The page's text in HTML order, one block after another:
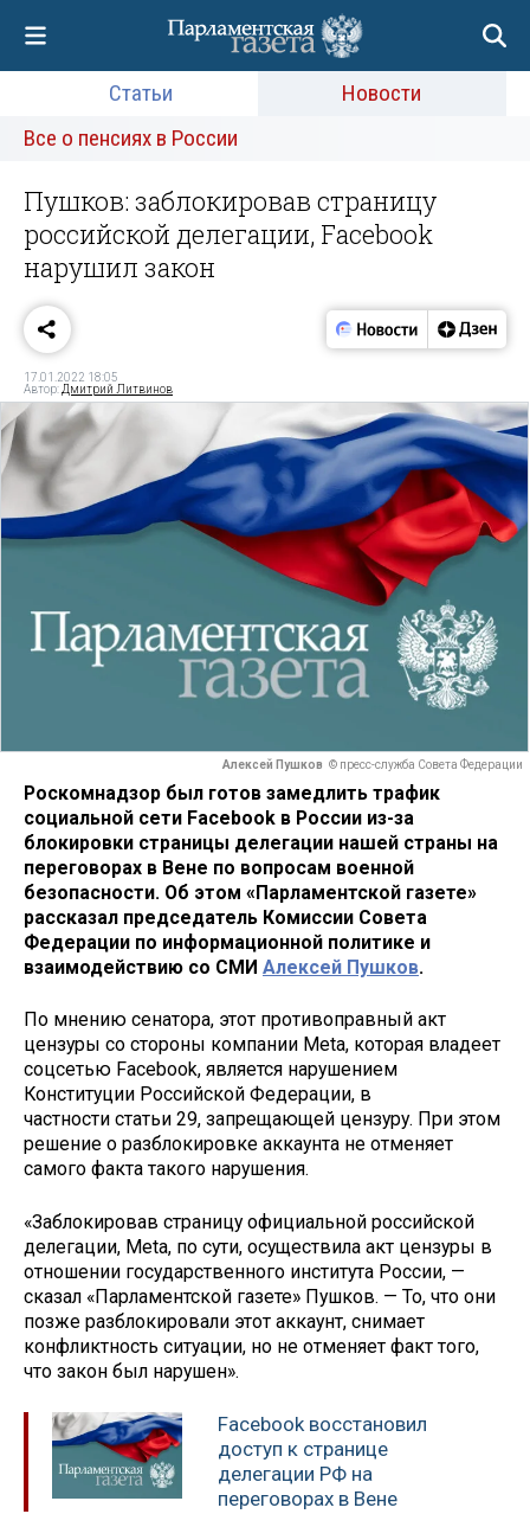
Статьи
Новости
Все о пенсиях в России
Пушков: заблокировав страницу
российской делегации, Facebook
нарушил закон
17.01.2022 18:05
Автор: Дмитрий Литвинов
Алексей Пушков © пресс-служба Совета Федерации
Роскомнадзор был готов замедлить трафик
социальной сети Facebook в России из-за
блокировки страницы делегации нашей страны на
переговорах в Вене по вопросам военной
безопасности. Об этом «Парламентской газете»
рассказал председатель Комиссии Совета
Федерации по информационной политике и
взаимодействию со СМИ Алексей Пушков.
По мнению сенатора, этот противоправный акт
цензуры со стороны компании Meta, которая владеет
соцсетью Facebook, является нарушением
Конституции Российской Федерации, в
частности статьи 29, запрещающей цензуру. При этом
решение о разблокировке аккаунта не отменяет
самого факта такого нарушения.
«Заблокировав страницу официальной российской
делегации, Meta, по сути, осуществила акт цензуры в
отношении государственного института России, —
сказал «Парламентской газете» Пушков. — То, что они
позже разблокировали этот аккаунт, снимает
конфликтность ситуации, но не отменяет факт того,
что закон был нарушен».
Facebook восстановил
доступ к странице
делегации РФ на
переговорах в Вене